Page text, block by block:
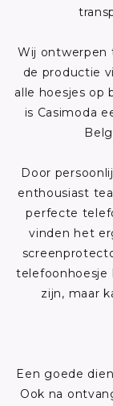
Wij ontwerpen
de productie
alle hoesjes op
is Casimoda
Door
enthousiast
perfecte
vinden het
telefoonhoesje
zijn, maar
Een goede
Ook na